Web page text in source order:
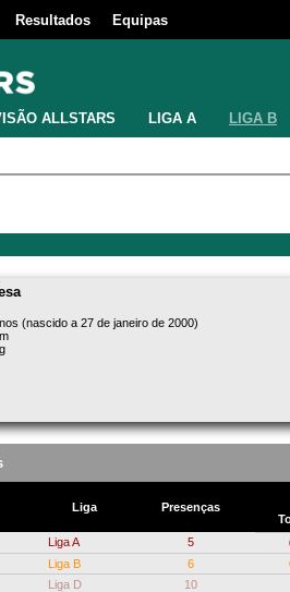
Resultados Equipas
ALLSTARS LIGA A LIGA B
(nascido a 27 de janeiro de 2000)
Liga
Presenças
Liga A 5
Liga B 6
Liga D 10